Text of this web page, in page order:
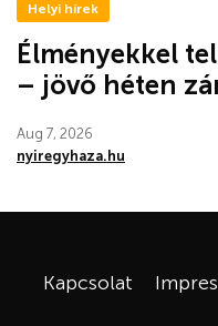
Helyi hírek
Élményekkel
– jövő héten
Aug 7, 2026
nyiregyhaza.hu
Kapcsolat